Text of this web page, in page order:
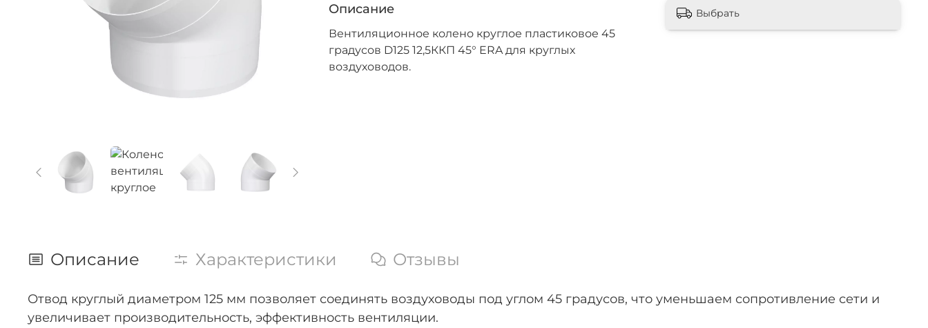
Описание
Вентиляционное колено круглое пластиковое 45
градусов D125 12,5ККП 45° ERA для круглых
воздуховодов.
Выбрать
Описание Характеристики Отзывы
Отвод круглый диаметром 125 мм позволяет соединять воздуховоды под углом 45 градусов, что уменьшаем сопротивление сети и
увеличивает производительность, эффективность вентиляции.